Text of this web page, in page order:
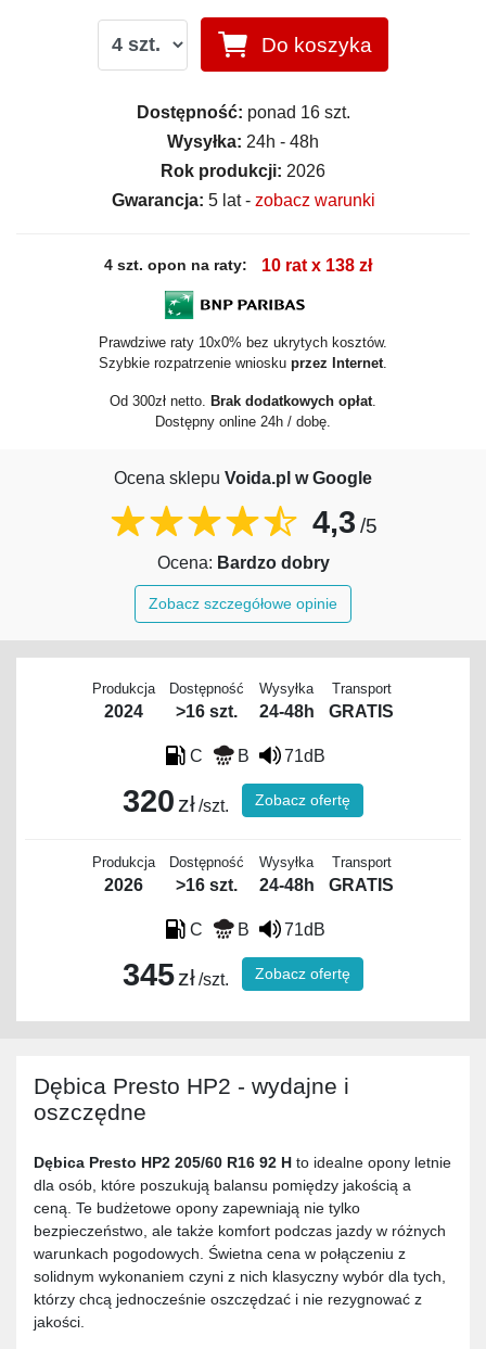
Do koszyka
Dostępność: ponad 16 szt.
Wysyłka: 24h - 48h
Rok produkcji: 2026
Gwarancja: 5 lat - zobacz warunki
4 szt. opon na raty: 10 rat x 138 zł
Prawdziwe raty 10x0% bez ukrytych kosztów.
Szybkie rozpatrzenie wniosku przez Internet
Od 300zł netto. Brak dodatkowych opłat
Dostępny online 24h / dobę.
Ocena sklepu Voida.pl w Google
4,3 /5
Ocena: Bardzo dobry
Zobacz szczegółowe opinie
Produkcja
2024
Dostępność
>16 szt.
Wysyłka
24-48h
Transport
GRATIS
C B 71dB
320 zł/szt. Zobacz ofertę
Produkcja
2026
Dostępność
>16 szt.
Wysyłka
24-48h
Transport
GRATIS
C B 71dB
345zł/szt. Zobacz ofertę
Dębica Presto HP2 - wydajne i
oszczędne
Dębica Presto HP2 205/60 R16 92 H to idealne opony letnie
dla osób, które poszukują balansu pomiędzy jakością a
ceną. Te budżetowe opony zapewniają nie tylko
bezpieczeństwo, ale także komfort podczas jazdy w różnych
warunkach pogodowych. Świetna cena w połączeniu z
solidnym wykonaniem czyni z nich klasyczny wybór dla tych,
którzy chcą jednocześnie oszczędzać i nie rezygnować z
jakości.